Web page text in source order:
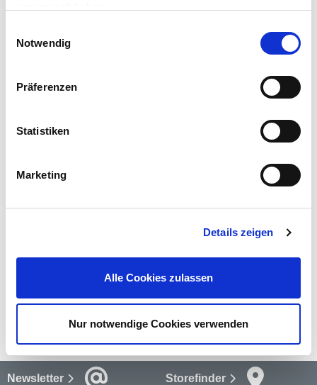
Notwendig
Präferenzen
Statistiken
Marketing
Details zeigen
Alle Cookies zulassen
Nur notwendige Cookies verwenden
In den Warenkorb
Beschreibung
den Innen- und Außenbereich. Die Temperaturanzeige geht von
mehr
Bewertungen
mehr
Newsletter Storefinder